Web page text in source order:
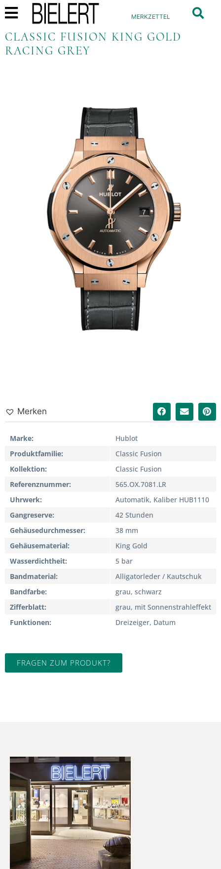
MERKZETTEL
CLASSIC FUSION KING GOLD
RACING GREY
Merken
Marke
Hublot
Produktfamilie
Classic Fusion
Kollektion
Classic Fusion
Referenznummer
565.OX.7081.LR
Uhrwerk
Automatik, Kaliber HUB1110
Gangreserve
42 Stunden
Gehäusedurchmesser
38 mm
Gehäusematerial
King Gold
Wasserdichtheit
5 bar
Bandmaterial
Alligatorleder / Kautschuk
Bandfarbe
grau, schwarz
Zifferblatt
grau, mit Sonnenstrahleffekt
Funktionen
Dreizeiger, Datum
FRAGEN ZUM PRODUKT?